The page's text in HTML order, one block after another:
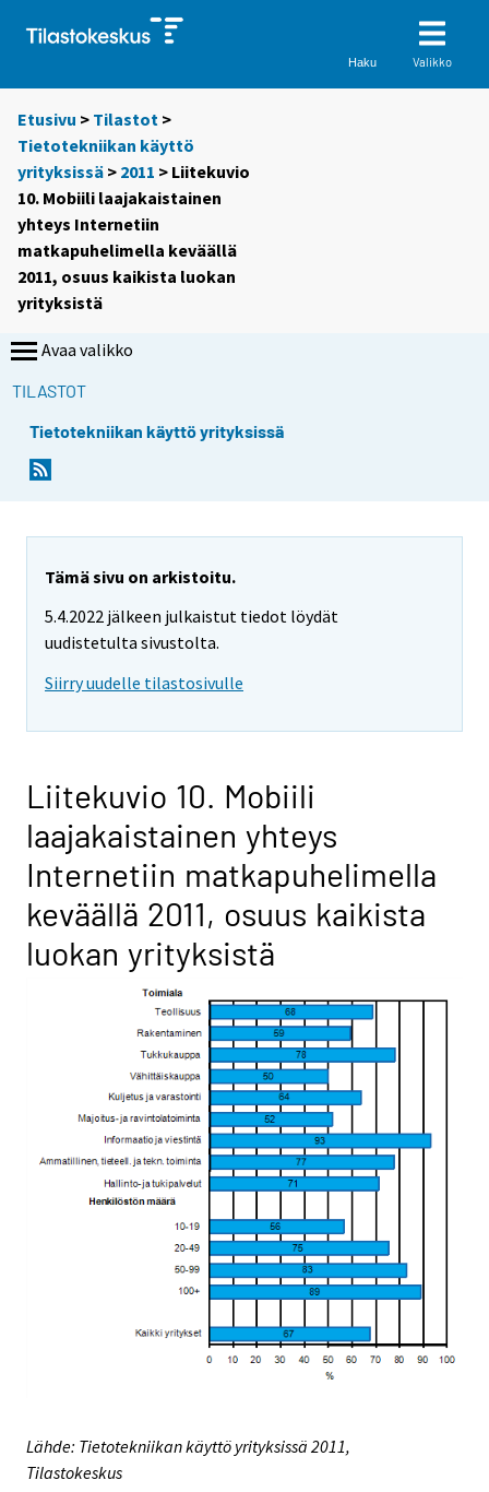
Haku Valikko
Etusivu > Tilastot >
Tietotekniikan käyttö
yrityksissä > 2011 > Liitekuvio
10. Mobiili laajakaistainen
yhteys Internetiin
matkapuhelimella keväällä
2011, osuus kaikista luokan
yrityksistä
Avaa valikko
TILASTOT
Tietotekniikan käyttö yrityksissä
Tämä sivu on arkistoitu.
5.4.2022 jälkeen julkaistut tiedot löydät
uudistetulta sivustolta.
Siirry uudelle tilastosivulle
Liitekuvio 10. Mobiili
laajakaistainen yhteys
Internetiin matkapuhelimella
keväällä 2011, osuus kaikista
luokan yrityksistä
Lähde: Tietotekniikan käyttö yrityksissä 2011,
Tilastokeskus